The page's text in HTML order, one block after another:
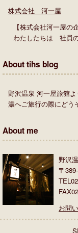
株式会社 河一屋
【株式会社河一屋の
わたしたちは 社員
About tihs blog
野沢温泉 河一屋旅館
濃へご旅行の際にどう
About me
野沢
〒
お問